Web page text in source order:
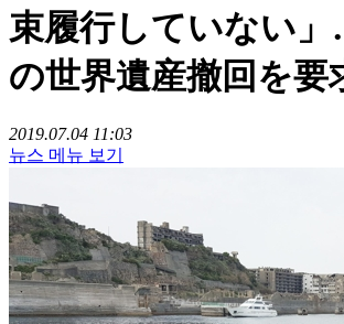
束履行していない
の世界遺産撤回を要
2019.07.04 11:03
뉴스 메뉴 보기